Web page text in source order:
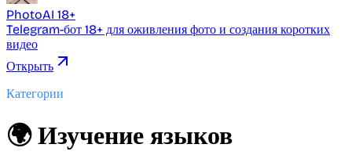
PhotoAI 18+
Telegram-бот 18+ для оживления фото и создания коротких
видео
Открыть
Категории
🌍 Изучение языков